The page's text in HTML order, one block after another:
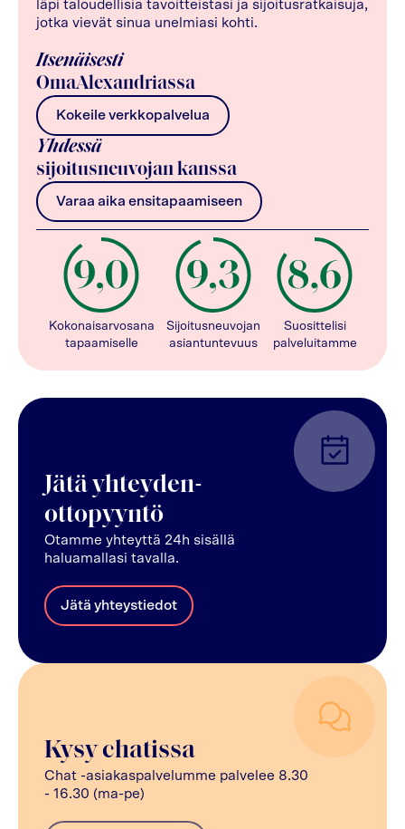
läpi taloudellisia tavoitteistasi ja sijoitusratkaisuja,
jotka vievät sinua unelmiasi kohti.
Itsenäisesti
OmaAlexandriassa
Kokeile verkkopalvelua
Yhdessä
sijoitusneuvojan kanssa
Varaa aika ensitapaamiseen
Kokonaisarvosana
tapaamiselle
Sijoitusneuvojan
asiantuntevuus
Suosittelisi
palveluitamme
Kysy chatissa
Chat -asiakaspalvelumme palvelee 8.30
- 16.30 (ma-pe)
Jätä yhteyden-
ottopyyntö
Otamme yhteyttä 24h sisällä
haluamallasi tavalla.
Jätä yhteystiedot